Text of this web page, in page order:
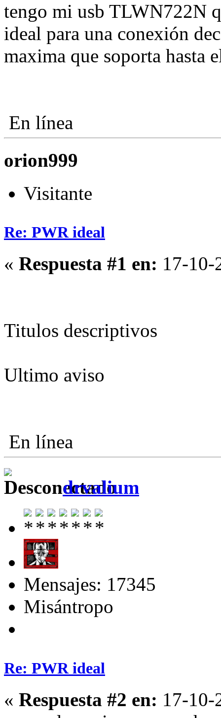
tengo mi usb TLWN722N
ideal para una conexión
maxima que soporta hasta
En línea
orion999
Visitante
Re: PWR ideal
« Respuesta #1 en: 17-10-
Titulos descriptivos
Ultimo aviso
En línea
drvalium
Mensajes: 17345
Misántropo
Re: PWR ideal
« Respuesta #2 en: 17-10-